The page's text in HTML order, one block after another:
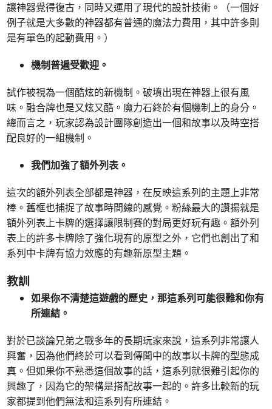
讓神器覺得復古，同時又運用了現代的設計技術。（一個好
例子就是大多數的神器都有普通的魔法力費用，其中許多則
是有單色的起動費用。）
機制普遍受歡迎。
試作被視為一個酷炫的新機制。破墳出現在神器上很有風
味。融合牌也是又炫又酷。魔力石終於有個機制上的身分。
總而言之，玩家認為設計團隊創造出一個和故事以及時空搭
配良好的一組機制。
我們加強了額外列表。
這次的額外列表全部都是神器，在反映這系列的主題上非常
棒。舊框也捕捉了故事時間線的感覺。粉絲最大的讚揚就是
額外列表上卡牌的選擇讓限制賽的對局更好玩有趣。額外列
表上的許多卡牌除了強化現有的原型之外，它們也創出了和
系列中卡牌有協力效應的有趣新原型主題。
教訓
如果你不清楚這遊戲的歷史，那這系列可能很難和你有
所連結。
對於已談論兄弟之戰多年的長期玩家來說，這系列非常讓人
興奮，因為他們終於可以看到傳聞中的故事以卡牌的型態成
真。但如果你不熟悉這個故事的話，這系列就很難引起你的
興趣了，因為它的架構是搭配故事一起的。許多比較新的玩
家都提到他們無法和這系列有所連結。